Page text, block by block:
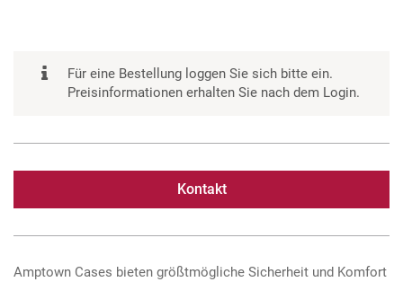
Für eine Bestellung loggen Sie sich bitte ein.
Preisinformationen erhalten Sie nach dem Login.
Kontakt
Amptown Cases bieten größtmögliche Sicherheit und Komfort